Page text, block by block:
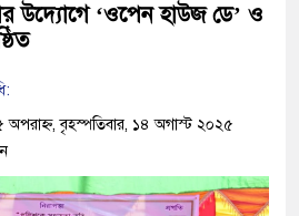
উদ্যোগে ‘ওপেন হাউজ ডে’ ও
বৃহস্পতিবার, ১৪ অগাস্ট ২০২৫